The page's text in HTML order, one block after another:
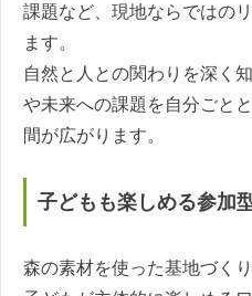
課題など、現地ならではの
ます。
自然と人との関わりを深く
や未来への課題を自分ごと
間が広がります。
子どもも楽しめる参加
森の素材を使った基地づく